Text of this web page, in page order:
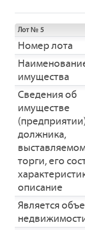
Лот № 5
Номер лота
имущества
Cведения об
имуществе
должника,
торги, его
описание
Является